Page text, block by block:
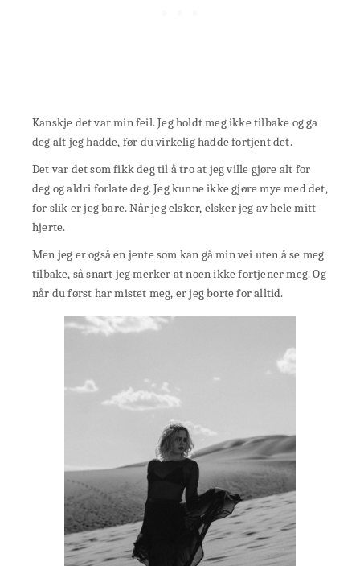
Kanskje det var min feil. Jeg holdt meg ikke tilbake og ga
deg alt jeg hadde, før du virkelig hadde fortjent det.
Det var det som fikk deg til å tro at jeg ville gjøre alt for
deg og aldri forlate deg. Jeg kunne ikke gjøre mye med det,
for slik er jeg bare. Når jeg elsker, elsker jeg av hele mitt
hjerte.
Men jeg er også en jente som kan gå min vei uten å se meg
tilbake, så snart jeg merker at noen ikke fortjener meg. Og
når du først har mistet meg, er jeg borte for alltid.